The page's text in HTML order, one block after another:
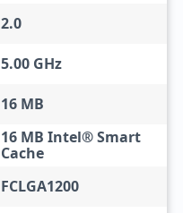
2.0
5.00 GHz
16 MB
16 MB Intel® Smart
Cache
FCLGA1200